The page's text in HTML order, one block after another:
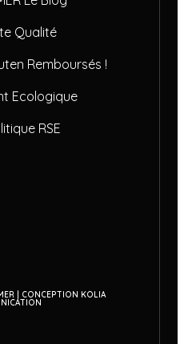
Qualité
Remboursés !
Ecologique
RSE
| CONCEPTION KOLIA